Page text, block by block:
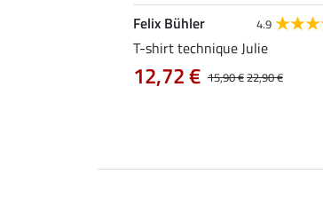
Felix Bühler 4.9
T-shirt technique Julie
15,90 €22,90 €
12,72 €